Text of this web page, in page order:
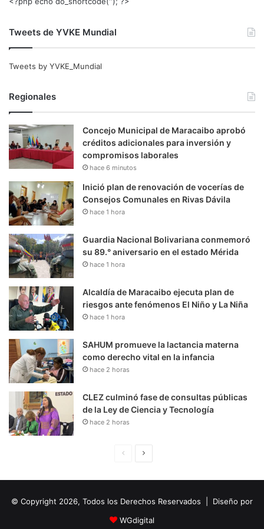
Tweets de YVKE Mundial
Tweets by YVKE_Mundial
Regionales
Concejo Municipal de Maracaibo aprobó
créditos adicionales para inversión y
compromisos laborales
hace 6 minutos
Inició plan de renovación de vocerías de
Consejos Comunales en Rivas Dávila
hace 1 hora
Guardia Nacional Bolivariana conmemoró
su 89.° aniversario en el estado Mérida
hace 1 hora
Alcaldía de Maracaibo ejecuta plan de
riesgos ante fenómenos El Niño y La Niña
hace 1 hora
SAHUM promueve la lactancia materna
como derecho vital en la infancia
hace 2 horas
CLEZ culminó fase de consultas públicas
de la Ley de Ciencia y Tecnología
hace 2 horas
i
n
u
i
© Copyright 2026, Todos los Derechos Reservados | Diseño por
WGdigital